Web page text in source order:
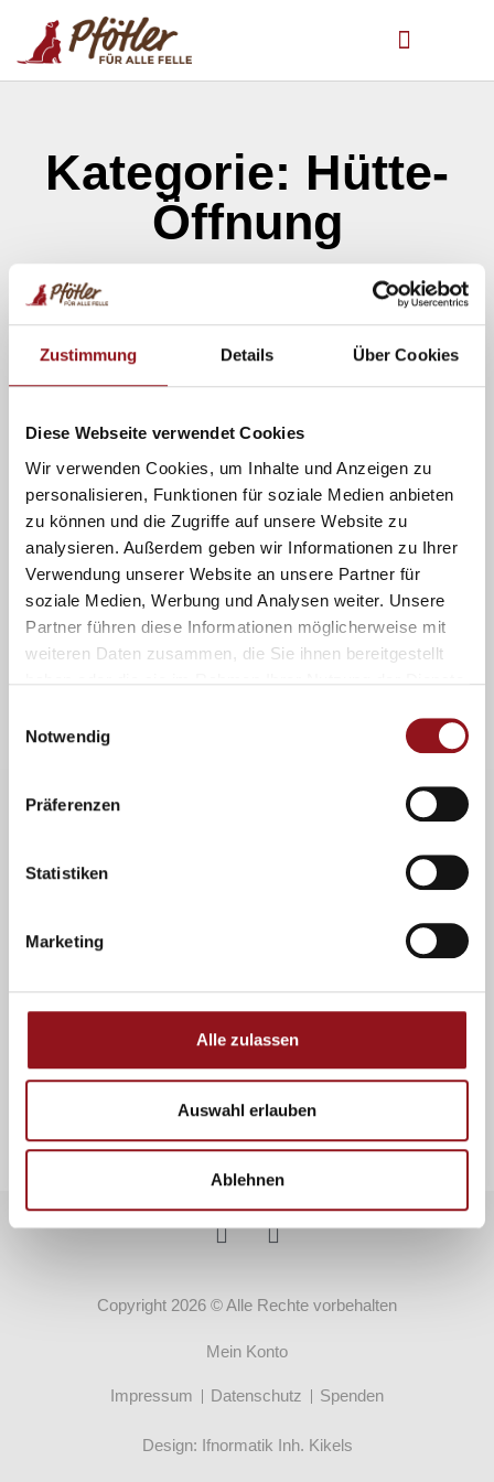
Zustimmung Details Über Cookies
Diese Webseite verwendet Cookies
Wir verwenden Cookies, um Inhalte und Anzeigen zu
personalisieren, Funktionen für soziale Medien anbieten
zu können und die Zugriffe auf unsere Website zu
analysieren. Außerdem geben wir Informationen zu Ihrer
Verwendung unserer Website an unsere Partner für
soziale Medien, Werbung und Analysen weiter. Unsere
Partner führen diese Informationen möglicherweise mit
weiteren Daten zusammen, die Sie ihnen bereitgestellt
Notwendig
Präferenzen
Statistiken
Marketing
Alle zulassen
Auswahl erlauben
Ablehnen
Kategorie: Hütte-
Öffnung
Nächstes Hütten-Datum
Wir freuen uns riesig, euch mitteilen zu können, dass unsere
Hunds-Hötta ihre sporadischen Öffnungszeiten startet. Packt
die gute Laune ein und kommt vorbei! Wann? Was gibt’s zu
essen? Bianca verzaubert
Werde auch du Mitglied der Pfötler und unterstütze unsere
Familien zahlen einen Pauschalbeitrag mit CHF 100.00
Mitglied werden
Copyright 2026 © Alle Rechte vorbehalten
Mein Konto
Impressum Datenschutz Spenden
Design: Ifnormatik Inh. Kikels